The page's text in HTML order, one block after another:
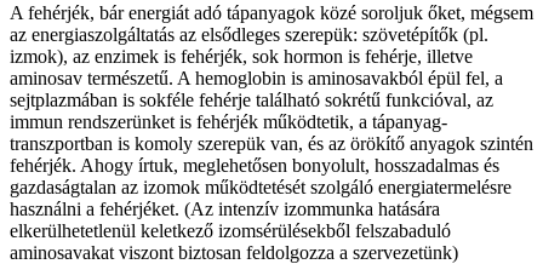
A fehérjék, bár energiát adó tápanyagok közé soroljuk őket, mégsem
az energiaszolgáltatás az elsődleges szerepük: szövetépítők (pl.
izmok), az enzimek is fehérjék, sok hormon is fehérje, illetve
aminosav természetű. A hemoglobin is aminosavakból épül fel, a
sejtplazmában is sokféle fehérje található sokrétű funkcióval, az
immun rendszerünket is fehérjék működtetik, a tápanyag-
transzportban is komoly szerepük van, és az örökítő anyagok szintén
fehérjék. Ahogy írtuk, meglehetősen bonyolult, hosszadalmas és
gazdaságtalan az izomok működtetését szolgáló energiatermelésre
használni a fehérjéket. (Az intenzív izommunka hatására
elkerülhetetlenül keletkező izomsérülésekből felszabaduló
aminosavakat viszont biztosan feldolgozza a szervezetünk)